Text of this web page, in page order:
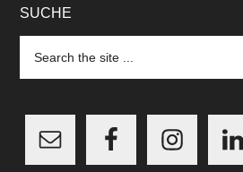
SUCHE
the